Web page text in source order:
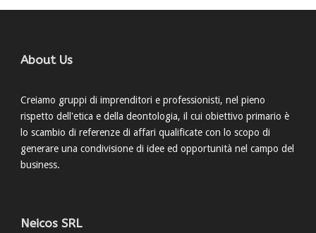
About Us
Creiamo gruppi di imprenditori e professionisti, nel pieno
rispetto dell'etica e della deontologia, il cui obiettivo primario è
lo scambio di referenze di affari qualificate con lo scopo di
generare una condivisione di idee ed opportunità nel campo del
business.
Neicos SRL